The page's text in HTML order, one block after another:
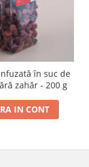
în suc de
mere - fără zahăr - 200 g
IN CONT